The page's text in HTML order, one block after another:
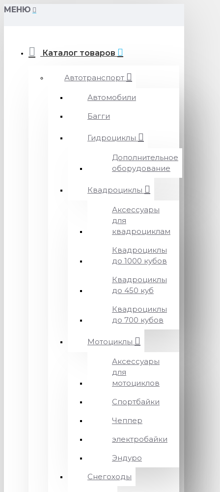
МЕНЮ
Каталог товаров
Автотранспорт
Автомобили
Багги
Гидроциклы
Дополнительное
оборудование
Квадроциклы
Аксессуары
для
квадроциклам
Квадроциклы
до 1000 кубов
Квадроциклы
до 450 куб
Квадроциклы
до 700 кубов
Мотоциклы
Аксессуары
для
мотоциклов
Спортбайки
Чеппер
электробайки
Эндуро
Снегоходы